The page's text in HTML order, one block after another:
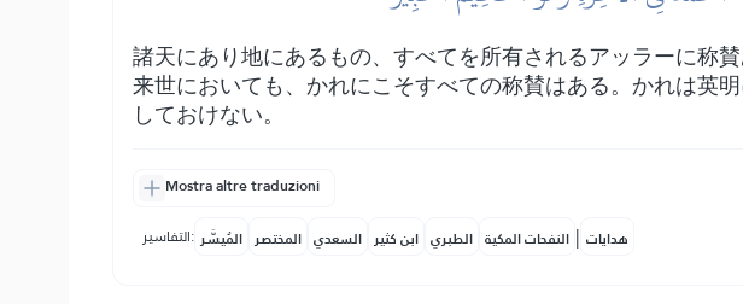
諸天にあり地にあるもの、すべてを所有されるアッラーに称
来世においても、かれにこそすべての称賛はある。かれは英
しておけない。
Mostra altre traduzioni
التفاسير: المُيسَّر المختصر السعدي ابن كثير الطبري النفحات المكية | هدايات